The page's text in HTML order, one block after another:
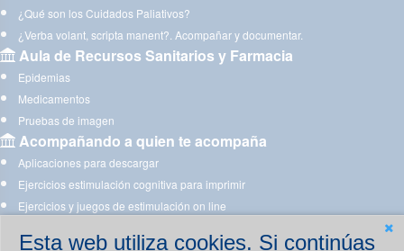
Esta web utiliza cookies. Si continúas
¿Qué son los Cuidados Paliativos?
¿Verba volant, scripta manent?. Acompañar y documentar.
Aula de Recursos Sanitarios y Farmacia
Epidemias
Medicamentos
Pruebas de imagen
Acompañando a quien te acompaña
Aplicaciones para descargar
Ejercicios estimulación cognitiva para imprimir
Ejercicios y juegos de estimulación on line